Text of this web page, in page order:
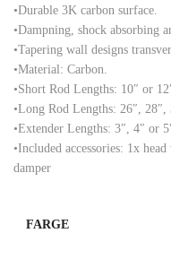
•Durable 3K carbon surface.
•Dampning, shock absorbing
•Tapering wall designs
•Material: Carbon.
•Short Rod Lengths: 10″ or
•Long Rod Lengths: 26″, 28″,
•Extender Lengths: 3″, 4″ or
•Included accessories: 1x
damper
FARGE